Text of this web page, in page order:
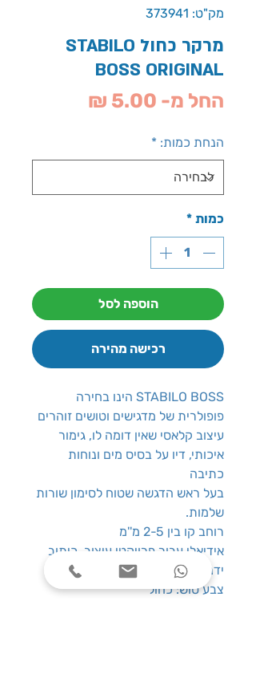
מק"ט: 373941
מרקר כחול STABILO
BOSS ORIGINAL
החל מ- 5.00 ₪
הנחת כמות: *
כמות *
הוספה לסל
רכישה מהירה
STABILO BOSS הינו בחירה
פופולרית של מדגישים וטושים זוהרים
עיצוב קלאסי שאין דומה לו, גימור
איכותי, דיו על בסיס מים ונוחות
כתיבה
בעל ראש הדגשה שטוח לסימון שורות
שלמות.
רוחב קו בין 2-5 מ''מ
אידיאלי עבור פרויקטי עיצוב, כיתוב
ידני ויומן
צבע טוש: כחול